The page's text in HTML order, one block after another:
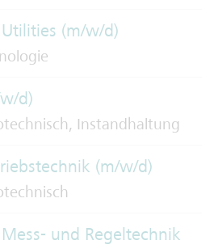
(m/w/d)
d)
Instandhaltung
(m/w/d)
und Regeltechnik